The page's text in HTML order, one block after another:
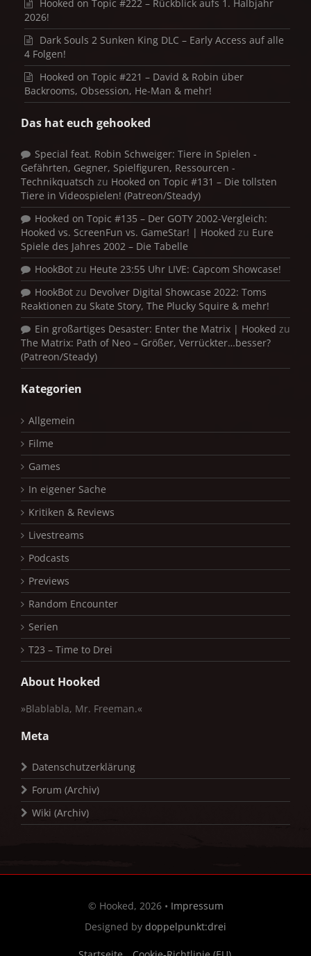
Hooked on Topic #222 – Rückblick aufs 1. Halbjahr
2026!
Dark Souls 2 Sunken King DLC – Early Access auf alle
4 Folgen!
Hooked on Topic #221 – David & Robin über
Backrooms, Obsession, He-Man & mehr!
Das hat euch gehooked
Special feat. Robin Schweiger: Tiere in Spielen -
Gefährten, Gegner, Spielfiguren, Ressourcen -
Technikquatsch zu Hooked on Topic #131 – Die tollsten
Tiere in Videospielen! (Patreon/Steady)
Hooked on Topic #135 – Der GOTY 2002-Vergleich:
Hooked vs. ScreenFun vs. GameStar! | Hooked zu Eure
Spiele des Jahres 2002 – Die Tabelle
HookBot zu Heute 23:55 Uhr LIVE: Capcom Showcase!
HookBot zu Devolver Digital Showcase 2022: Toms
Reaktionen zu Skate Story, The Plucky Squire & mehr!
Ein großartiges Desaster: Enter the Matrix | Hooked zu
The Matrix: Path of Neo – Größer, Verrückter…besser?
(Patreon/Steady)
Kategorien
Allgemein
Filme
Games
In eigener Sache
Kritiken & Reviews
Livestreams
Podcasts
Previews
Random Encounter
Serien
T23 – Time to Drei
About Hooked
»Blablabla, Mr. Freeman.«
Meta
Datenschutzerklärung
Forum (Archiv)
Wiki (Archiv)
© Hooked, 2026 • Impressum
Designed by doppelpunkt:drei